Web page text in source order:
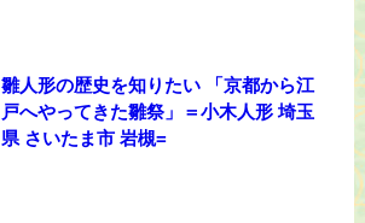
雛人形の歴史を知りたい 「京都から江
戸へやってきた雛祭」＝小木人形 埼玉
県 さいたま市 岩槻=